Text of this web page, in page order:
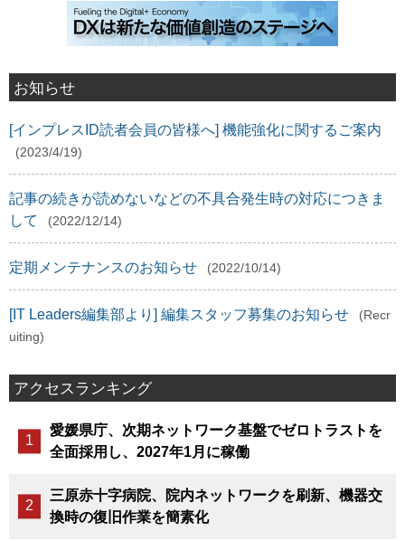
お知らせ
[インプレスID読者会員の皆様へ] 機能強化に関するご案内
(2023/4/19)
記事の続きが読めないなどの不具合発生時の対応につきま
して
(2022/12/14)
定期メンテナンスのお知らせ (2022/10/14)
[IT Leaders編集部より] 編集スタッフ募集のお知らせ
(Recr
uiting)
アクセスランキング
愛媛県庁、次期ネットワーク基盤でゼロトラストを
全面採用し、2027年1月に稼働
三原赤十字病院、院内ネットワークを刷新、機器交
換時の復旧作業を簡素化